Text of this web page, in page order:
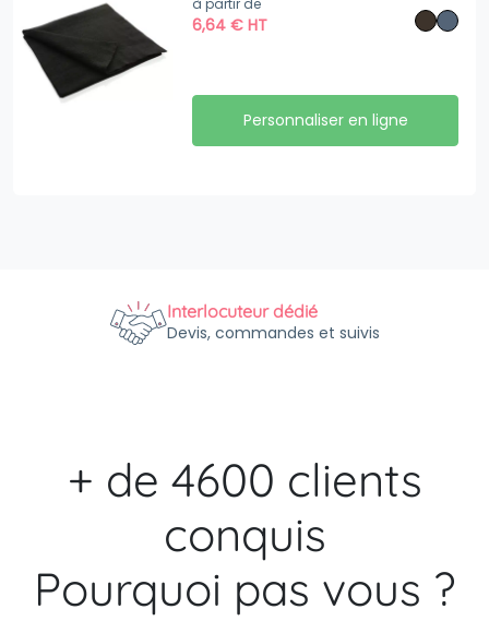
à partir de
6,64€ HT
Personnaliser en ligne
Interlocuteur dédié
Devis, commandes et suivis
+ de 4600 clients
conquis
Pourquoi pas vous ?